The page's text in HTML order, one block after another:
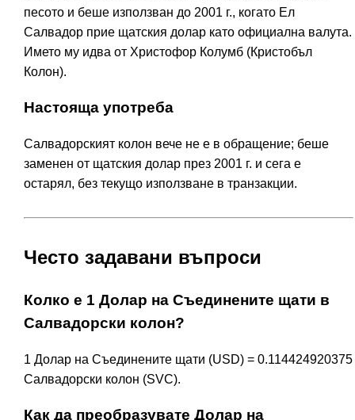
песото и беше използван до 2001 г., когато Ел
Салвадор прие щатския долар като официална валута.
Името му идва от Христофор Колумб (Кристобъл
Колон).
Настояща употреба
Салвадорският колон вече не е в обращение; беше
заменен от щатския долар през 2001 г. и сега е
остарял, без текущо използване в транзакции.
Често задавани въпроси
Колко е 1 Долар на Съединените щати в
Салвадорски колон?
1 Долар на Съединените щати (USD) = 0.114424920375
Салвадорски колон (SVC).
Как да преобразувате Долар на